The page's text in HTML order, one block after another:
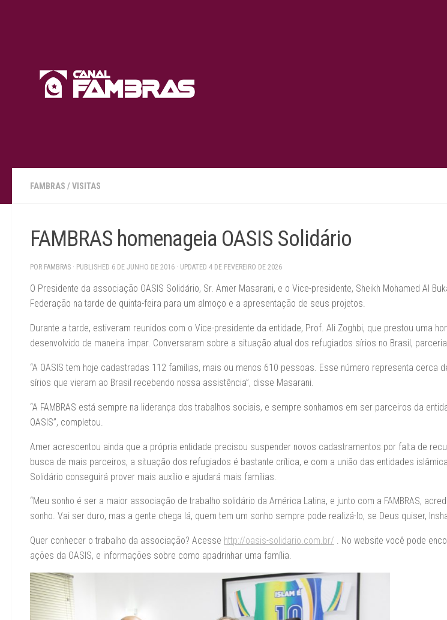
FAMBRAS /VISITAS
FAMBRAS homenageia OASIS Solidário
POR FAMBRAS · PUBLISHED 6 DE JUNHO DE 2016 · UPDATED 4 DE FEVEREIRO DE 2026
O Presidente da associação OASIS Solidário, Sr. Amer Masarani, e o Vice-presidente, Sheikh Mohamed Al
Federação na tarde de quinta-feira para um almoço e a apresentação de seus projetos.
Durante a tarde, estiveram reunidos com o Vice-presidente da entidade, Prof. Ali Zoghbi, que prestou uma
desenvolvido de maneira ímpar. Conversaram sobre a situação atual dos refugiados sírios no Brasil,
“A OASIS tem hoje cadastradas 112 famílias, mais ou menos 610 pessoas. Esse número representa cerca
sírios que vieram ao Brasil recebendo nossa assistência”, disse Masarani.
“A FAMBRAS está sempre na liderança dos trabalhos sociais, e sempre sonhamos em ser parceiros da
OASIS”, completou.
Amer acrescentou ainda que a própria entidade precisou suspender novos cadastramentos por falta de
busca de mais parceiros, a situação dos refugiados é bastante crítica, e com a união das entidades
Solidário conseguirá prover mais auxílio e ajudará mais famílias.
“Meu sonho é ser a maior associação de trabalho solidário da América Latina, e junto com a FAMBRAS,
sonho. Vai ser duro, mas a gente chega lá, quem tem um sonho sempre pode realizá-lo, se Deus quiser,
Quer conhecer o trabalho da associação? Acesse http://oasis-solidario.com.br/ . No website você pode
ações da OASIS, e informações sobre como apadrinhar uma família.